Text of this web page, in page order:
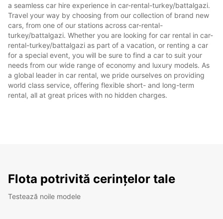
a seamless car hire experience in car-rental-turkey/battalgazi.
Travel your way by choosing from our collection of brand new
cars, from one of our stations across car-rental-
turkey/battalgazi. Whether you are looking for car rental in car-
rental-turkey/battalgazi as part of a vacation, or renting a car
for a special event, you will be sure to find a car to suit your
needs from our wide range of economy and luxury models. As
a global leader in car rental, we pride ourselves on providing
world class service, offering flexible short- and long-term
rental, all at great prices with no hidden charges.
Flota potrivită cerințelor tale
Testează noile modele